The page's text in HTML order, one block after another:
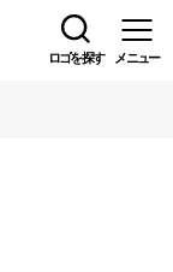
ロゴを探す メニュー